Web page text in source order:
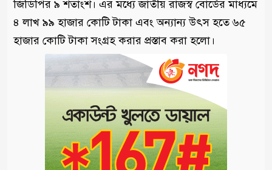
জিডিপির ৯ শতাংশ। এর মধ্যে জাতীয় রাজস্ব বোর্ডের মাধ্যমে
৪ লাখ ৯৯ হাজার কোটি টাকা এবং অন্যান্য উৎস হতে ৬৫
হাজার কোটি টাকা সংগ্রহ করার প্রস্তাব করা হলো।